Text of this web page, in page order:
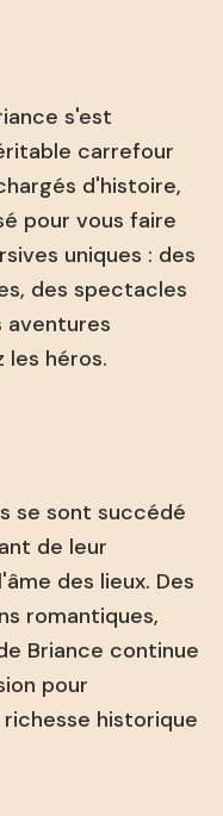
s'est
carrefour
d'histoire,
pour vous faire
uniques : des
des spectacles
les héros.
se sont succédé
de leur
des lieux. Des
romantiques,
Briance continue
pour
historique